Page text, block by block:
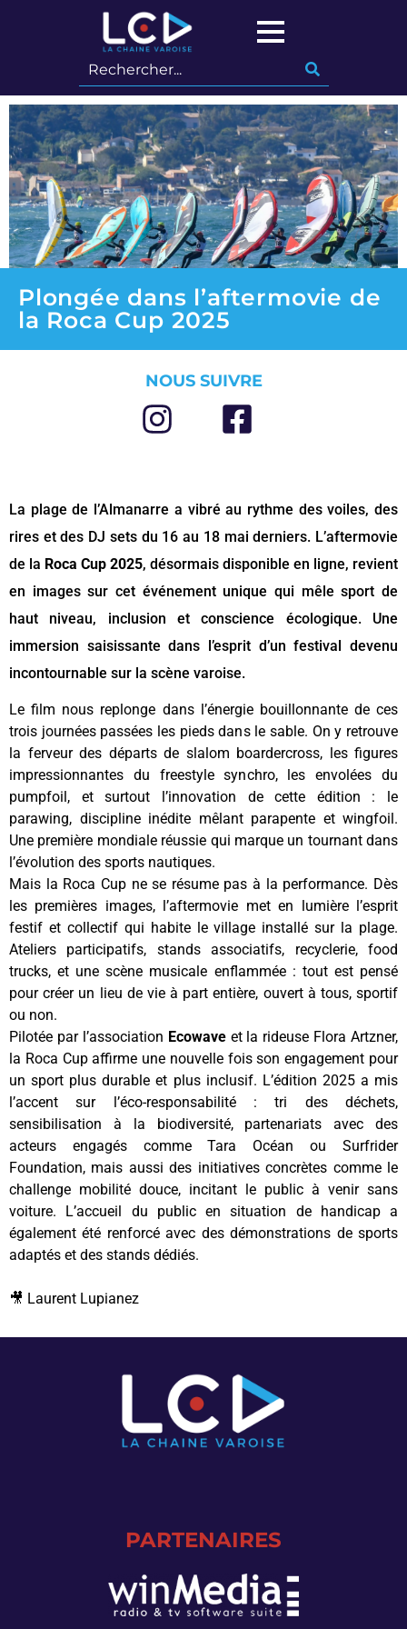
Plongée dans l’aftermovie de
la Roca Cup 2025
NOUS SUIVRE
La plage de l’Almanarre a vibré au rythme des voiles, des
rires et des DJ sets du 16 au 18 mai derniers. L’aftermovie
de la Roca Cup 2025, désormais disponible en ligne, revient
en images sur cet événement unique qui mêle sport de
haut niveau, inclusion et conscience écologique. Une
immersion saisissante dans l’esprit d’un festival devenu
incontournable sur la scène varoise.
Le film nous replonge dans l’énergie bouillonnante de ces
trois journées passées les pieds dans le sable. On y retrouve
la ferveur des départs de slalom boardercross, les figures
impressionnantes du freestyle synchro, les envolées du
pumpfoil, et surtout l’innovation de cette édition : le
parawing, discipline inédite mêlant parapente et wingfoil.
Une première mondiale réussie qui marque un tournant dans
l’évolution des sports nautiques.
Mais la Roca Cup ne se résume pas à la performance. Dès
les premières images, l’aftermovie met en lumière l’esprit
festif et collectif qui habite le village installé sur la plage.
Ateliers participatifs, stands associatifs, recyclerie, food
trucks, et une scène musicale enflammée : tout est pensé
pour créer un lieu de vie à part entière, ouvert à tous, sportif
ou non.
Pilotée par l’association Ecowaveet la rideuse Flora Artzner,
la Roca Cup affirme une nouvelle fois son engagement pour
un sport plus durable et plus inclusif. L’édition 2025 a mis
l’accent sur l’éco-responsabilité : tri des déchets,
sensibilisation à la biodiversité, partenariats avec des
acteurs engagés comme Tara Océan ou Surfrider
Foundation, mais aussi des initiatives concrètes comme le
challenge mobilité douce, incitant le public à venir sans
voiture. L’accueil du public en situation de handicap a
également été renforcé avec des démonstrations de sports
adaptés et des stands dédiés.
🎥 Laurent Lupianez
PARTENAIRES